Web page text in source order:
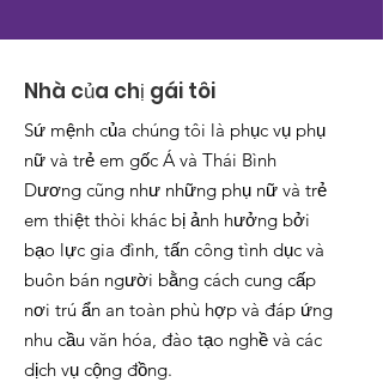
Nhà của chị gái tôi
Sứ mệnh của chúng tôi là phục vụ phụ
nữ và trẻ em gốc Á và Thái Bình
Dương cũng như những phụ nữ và trẻ
em thiệt thòi khác bị ảnh hưởng bởi
bạo lực gia đình, tấn công tình dục và
buôn bán người bằng cách cung cấp
nơi trú ẩn an toàn phù hợp và đáp ứng
nhu cầu văn hóa, đào tạo nghề và các
dịch vụ cộng đồng.